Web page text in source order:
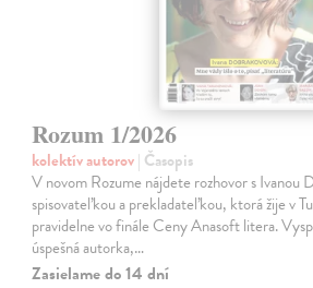
Rozum 1/2026
kolektív autorov| Časopis
V novom Rozume nájdete rozhovor s Ivanou
spisovateľkou a prekladateľkou, ktorá žije v
pravidelne vo finále Ceny Anasoft litera.
úspešná autorka,…
Zasielame do 14 dní